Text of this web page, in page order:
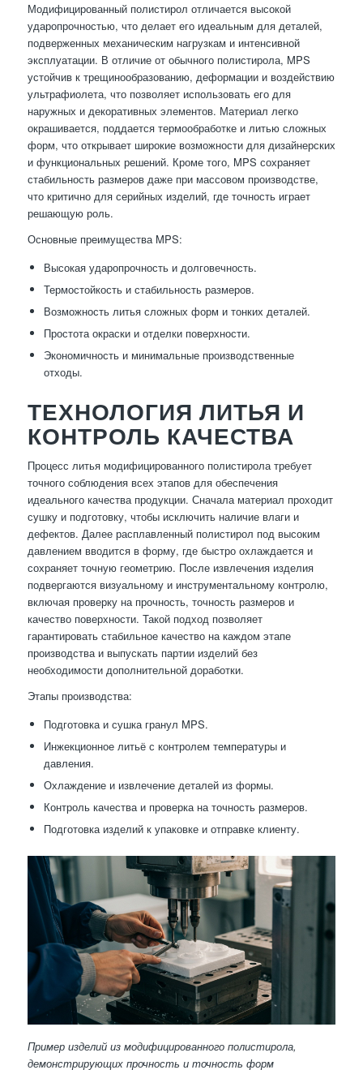
Модифицированный полистирол отличается высокой
ударопрочностью, что делает его идеальным для деталей,
подверженных механическим нагрузкам и интенсивной
эксплуатации. В отличие от обычного полистирола, MPS
устойчив к трещинообразованию, деформации и воздействию
ультрафиолета, что позволяет использовать его для
наружных и декоративных элементов. Материал легко
окрашивается, поддается термообработке и литью сложных
форм, что открывает широкие возможности для дизайнерских
и функциональных решений. Кроме того, MPS сохраняет
стабильность размеров даже при массовом производстве,
что критично для серийных изделий, где точность играет
решающую роль.
Основные преимущества MPS:
Высокая ударопрочность и долговечность.
Термостойкость и стабильность размеров.
Возможность литья сложных форм и тонких деталей.
Простота окраски и отделки поверхности.
Экономичность и минимальные производственные
отходы.
ТЕХНОЛОГИЯ ЛИТЬЯ И
КОНТРОЛЬ КАЧЕСТВА
Процесс литья модифицированного полистирола требует
точного соблюдения всех этапов для обеспечения
идеального качества продукции. Сначала материал проходит
сушку и подготовку, чтобы исключить наличие влаги и
дефектов. Далее расплавленный полистирол под высоким
давлением вводится в форму, где быстро охлаждается и
сохраняет точную геометрию. После извлечения изделия
подвергаются визуальному и инструментальному контролю,
включая проверку на прочность, точность размеров и
качество поверхности. Такой подход позволяет
гарантировать стабильное качество на каждом этапе
производства и выпускать партии изделий без
необходимости дополнительной доработки.
Этапы производства:
Подготовка и сушка гранул MPS.
Инжекционное литьё с контролем температуры и
давления.
Охлаждение и извлечение деталей из формы.
Контроль качества и проверка на точность размеров.
Подготовка изделий к упаковке и отправке клиенту.
Пример изделий из модифицированного полистирола,
демонстрирующих прочность и точность форм